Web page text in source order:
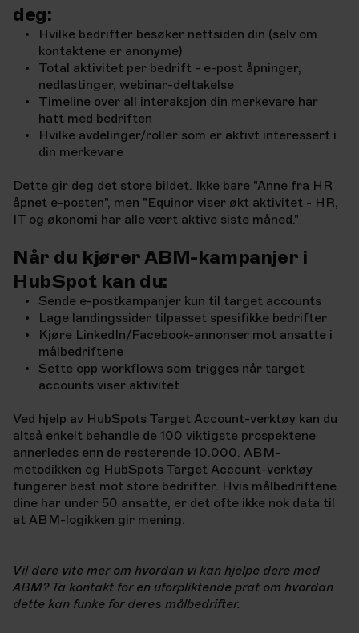
deg:
Hvilke bedrifter besøker nettsiden din (selv om
kontaktene er anonyme)
Total aktivitet per bedrift - e-post åpninger,
nedlastinger, webinar-deltakelse
Timeline over all interaksjon din merkevare har
hatt med bedriften
Hvilke avdelinger/roller som er aktivt interessert i
din merkevare
Dette gir deg det store bildet. Ikke bare "Anne fra HR
åpnet e-posten", men "Equinor viser økt aktivitet - HR,
IT og økonomi har alle vært aktive siste måned."
Når du kjører ABM-kampanjer i
HubSpot kan du:
Sende e-postkampanjer kun til target accounts
Lage landingssider tilpasset spesifikke bedrifter
Kjøre LinkedIn/Facebook-annonser mot ansatte i
målbedriftene
Sette opp workflows som trigges når target
accounts viser aktivitet
Ved hjelp av HubSpots Target Account-verktøy kan du
altså enkelt behandle de 100 viktigste prospektene
annerledes enn de resterende 10.000. ABM-
metodikken og HubSpots Target Account-verktøy
fungerer best mot store bedrifter. Hvis målbedriftene
dine har under 50 ansatte, er det ofte ikke nok data til
at ABM-logikken gir mening.
Vil dere vite mer om hvordan vi kan hjelpe dere med
ABM? Ta kontakt for en uforpliktende prat om hvordan
dette kan funke for deres målbedrifter.